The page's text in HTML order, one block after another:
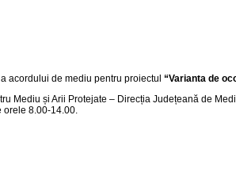
acordului de mediu pentru proiectul “Varianta de
Mediu și Arii Protejate – Direcția Județeană de
orele 8.00-14.00.